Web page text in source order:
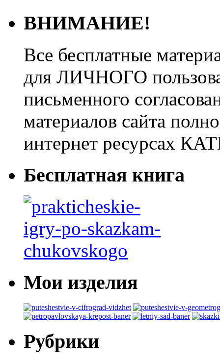
ВНИМАНИЕ!
Все бесплатные
для ЛИЧНОГО
письменного
материалов сайта
интернет ресурсах
Бесплатная книга
Мои изделия
Рубрики